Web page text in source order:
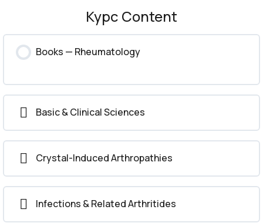
Курс Content
Books — Rheumatology
Basic & Clinical Sciences
Crystal-Induced Arthropathies
Infections & Related Arthritides